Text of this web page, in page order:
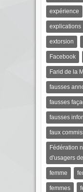
expérience
explications
extorsion
Facebook
Farid de la
fausses
fausses
fausses
faux
Fédération
d'usagers
femme
femmes